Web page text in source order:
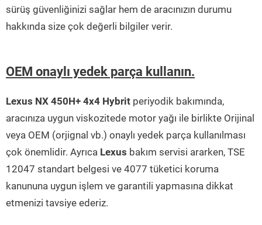
sürüş güvenliğinizi sağlar hem de aracınızın durumu
hakkında size çok değerli bilgiler verir.
OEM onaylı yedek parça kullanın.
Lexus NX 450H+ 4x4 Hybrit periyodik bakımında,
aracınıza uygun viskozitede motor yağı ile birlikte Orijinal
veya OEM (orjignal vb.) onaylı yedek parça kullanılması
çok önemlidir. Ayrıca Lexus bakım servisi ararken, TSE
12047 standart belgesi ve 4077 tüketici koruma
kanununa uygun işlem ve garantili yapmasına dikkat
etmenizi tavsiye ederiz.